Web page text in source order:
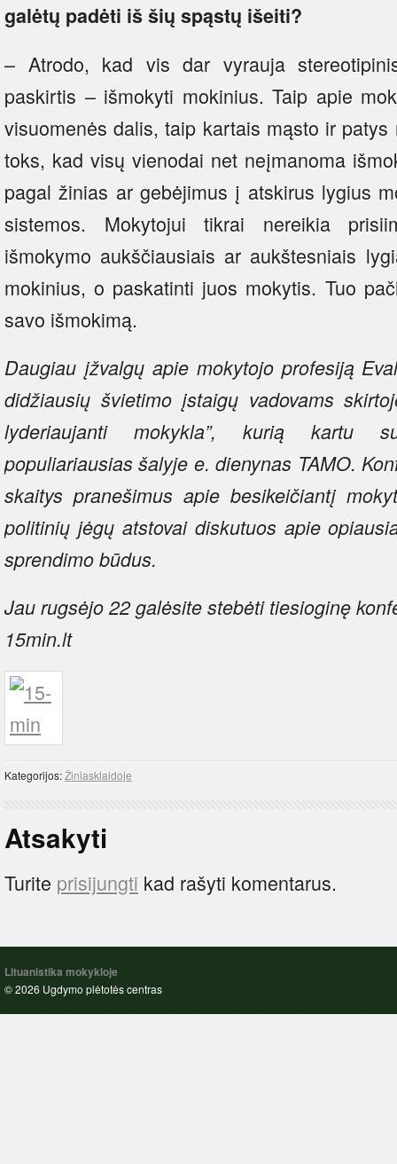
galėtų padėti iš šių spąstų išeiti?
– Atrodo, kad vis dar vyrauja
paskirtis – išmokyti mokinius. Taip apie
visuomenės dalis, taip kartais mąsto ir
toks, kad visų vienodai net neįmanoma
pagal žinias ar gebėjimus į atskirus lygius
sistemos. Mokytojui tikrai nereikia
išmokymo aukščiausiais ar aukštesniais
mokinius, o paskatinti juos mokytis. Tuo
savo išmokimą.
Daugiau įžvalgų apie mokytojo profesiją
didžiausių švietimo įstaigų vadovams
lyderiaujanti mokykla”, kurią kartu
populiariausias šalyje e. dienynas TAMO.
skaitys pranešimus apie besikeičiantį
politinių jėgų atstovai diskutuos apie
sprendimo būdus.
Jau rugsėjo 22 galėsite stebėti tiesioginę
15min.lt
Kategorijos:Žiniasklaidoje
Atsakyti
Turite prisijungti kad rašyti komentarus.
Lituanistika mokykloje
© 2026 Ugdymo plėtotės centras